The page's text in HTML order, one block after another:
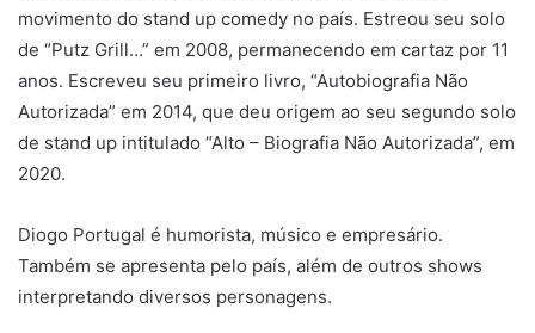
movimento do stand up comedy no país. Estreou seu solo
de “Putz Grill…” em 2008, permanecendo em cartaz por 11
anos. Escreveu seu primeiro livro, “Autobiografia Não
Autorizada” em 2014, que deu origem ao seu segundo solo
de stand up intitulado “Alto – Biografia Não Autorizada”, em
2020.
Diogo Portugal é humorista, músico e empresário.
Também se apresenta pelo país, além de outros shows
interpretando diversos personagens.